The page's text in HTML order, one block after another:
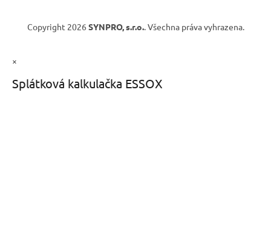
Copyright 2026 SYNPRO, s.r.o.. Všechna práva vyhrazena.
×
Splátková kalkulačka ESSOX